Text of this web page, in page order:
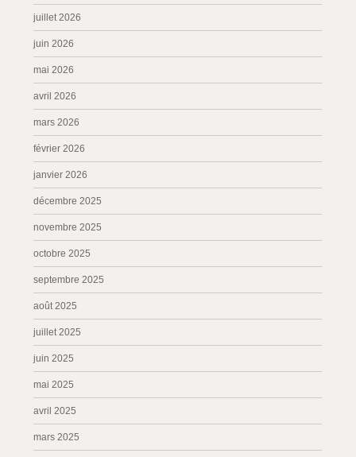
juillet 2026
juin 2026
mai 2026
avril 2026
mars 2026
février 2026
janvier 2026
décembre 2025
novembre 2025
octobre 2025
septembre 2025
août 2025
juillet 2025
juin 2025
mai 2025
avril 2025
mars 2025